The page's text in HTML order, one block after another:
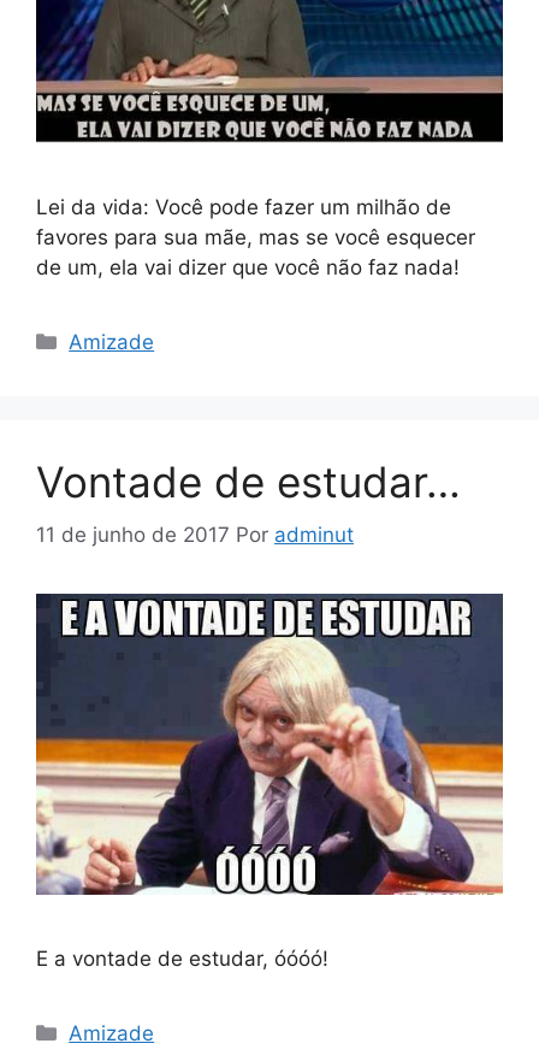
Lei da vida: Você pode fazer um milhão de
favores para sua mãe, mas se você esquecer
de um, ela vai dizer que você não faz nada!
Categorias
Amizade
Vontade de estudar…
11 de junho de 2017 Por adminut
E a vontade de estudar, óóóó!
Categorias
Amizade